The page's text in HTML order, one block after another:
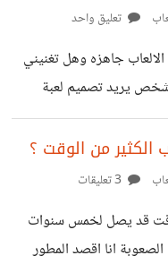
تعليق واحد
جاهزه وهل تغنيني
يريد تصميم لعبة
الكثير من الوقت ؟
قد يصل لخمس سنوات
انا اقصد المطور